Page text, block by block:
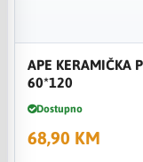
APE KERAMIČKA
60*120
Dostupno
68,90 KM